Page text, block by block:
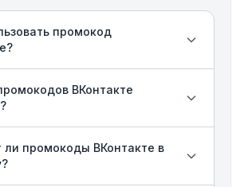
промокод
ВКонтакте
ли промокоды ВКонтакте в